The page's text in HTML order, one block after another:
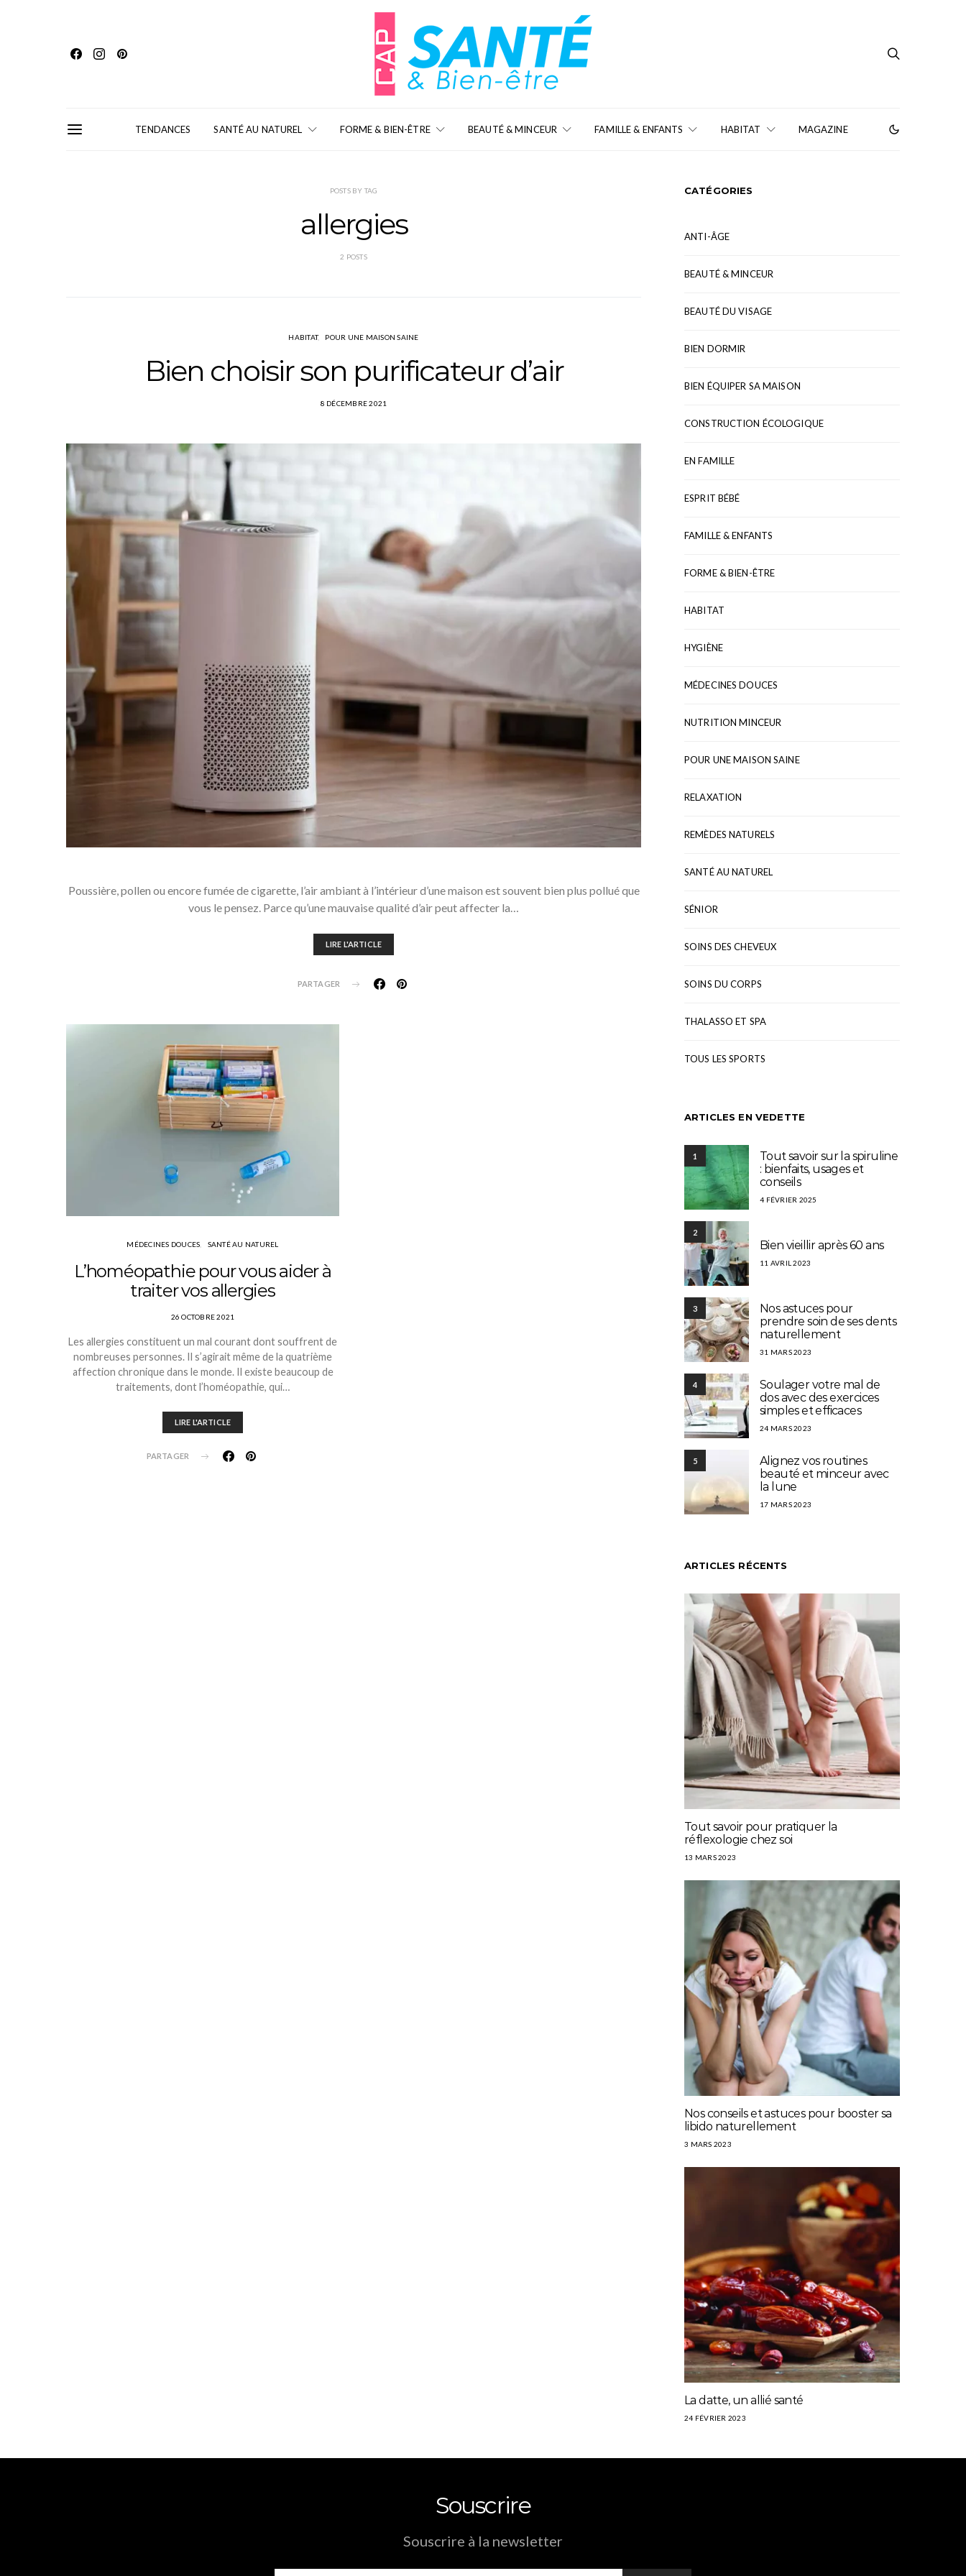
TENDANCES SANTÉ AU NATUREL FORME & BIEN-ÊTRE BEAUTÉ & MINCEUR FAMILLE & ENFANTS HABITAT MAGAZINE
POSTS BY TAG
allergies
2 POSTS
HABITAT POUR UNE MAISON SAINE
Bien choisir son purificateur d’air
8 DÉCEMBRE 2021
Poussière, pollen ou encore fumée de cigarette, l’air ambiant à l’intérieur d’une maison est souvent bien plus pollué que
vous le pensez. Parce qu’une mauvaise qualité d’air peut affecter la…
LIRE L'ARTICLE
PARTAGER
MÉDECINES DOUCES SANTÉ AU NATUREL
L’homéopathie pour vous aider à
traiter vos allergies
26 OCTOBRE 2021
Les allergies constituent un mal courant dont souffrent de
nombreuses personnes. Il s’agirait même de la quatrième
affection chronique dans le monde. Il existe beaucoup de
traitements, dont l’homéopathie, qui…
LIRE L'ARTICLE
PARTAGER
CATÉGORIES
ANTI-ÂGE
BEAUTÉ & MINCEUR
BEAUTÉ DU VISAGE
BIEN DORMIR
BIEN ÉQUIPER SA MAISON
CONSTRUCTION ÉCOLOGIQUE
EN FAMILLE
ESPRIT BÉBÉ
FAMILLE & ENFANTS
FORME & BIEN-ÊTRE
HABITAT
HYGIÈNE
MÉDECINES DOUCES
NUTRITION MINCEUR
POUR UNE MAISON SAINE
RELAXATION
REMÈDES NATURELS
SANTÉ AU NATUREL
SÉNIOR
SOINS DES CHEVEUX
SOINS DU CORPS
THALASSO ET SPA
TOUS LES SPORTS
ARTICLES EN VEDETTE
1
Tout savoir sur la spiruline
: bienfaits, usages et
conseils
4 FÉVRIER 2025
2
Bien vieillir après 60 ans
11 AVRIL 2023
3
Nos astuces pour
prendre soin de ses dents
naturellement
31 MARS 2023
4
Soulager votre mal de
dos avec des exercices
simples et efficaces
24 MARS 2023
5
Alignez vos routines
beauté et minceur avec
la lune
17 MARS 2023
ARTICLES RÉCENTS
Tout savoir pour pratiquer la
réflexologie chez soi
13 MARS 2023
Nos conseils et astuces pour booster sa
libido naturellement
3 MARS 2023
La datte, un allié santé
24 FÉVRIER 2023
Souscrire
Souscrire à la newsletter